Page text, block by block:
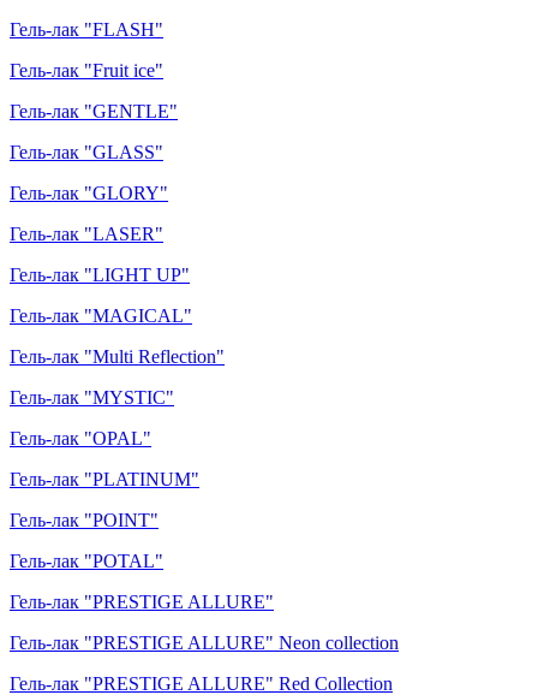
Гель-лак "FLASH"
Гель-лак "Fruit ice"
Гель-лак "GENTLE"
Гель-лак "GLASS"
Гель-лак "GLORY"
Гель-лак "LASER"
Гель-лак "LIGHT UP"
Гель-лак "MAGICAL"
Гель-лак "Multi Reflection"
Гель-лак "MYSTIC"
Гель-лак "OPAL"
Гель-лак "PLATINUM"
Гель-лак "POINT"
Гель-лак "POTAL"
Гель-лак "PRESTIGE ALLURE"
Гель-лак "PRESTIGE ALLURE" Neon collection
Гель-лак "PRESTIGE ALLURE" Red Collection